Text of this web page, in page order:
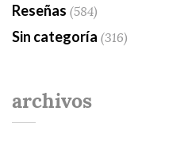
Reseñas (584)
Sin categoría (316)
archivos